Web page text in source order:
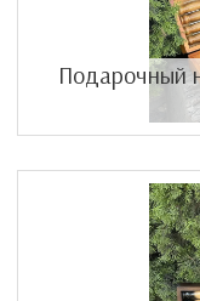
Подарочный